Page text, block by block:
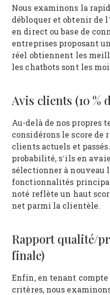
Nous examinons la
débloquer et obtenir de
en direct ou base de
entreprises proposant
réel obtiennent les
les chatbots sont les
Avis clients (10 %
Au-delà de nos propres
considérons le score de
clients actuels et
probabilité, s’ils en
sélectionner à nouveau
fonctionnalités
noté reflète un haut
net parmi la clientèle.
Rapport qualité/
finale)
Enfin, en tenant compte
critères, nous